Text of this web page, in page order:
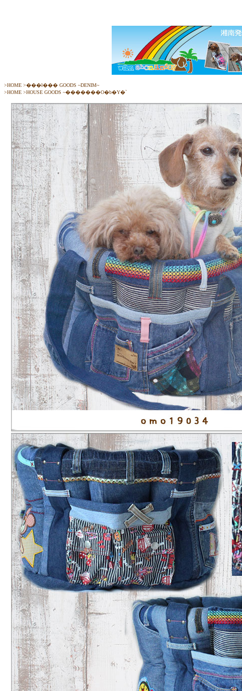
>HOME >���ł��� GOODS ~DENIM~
>HOME >HOUSE GOODS ~�������O�b�Y�`